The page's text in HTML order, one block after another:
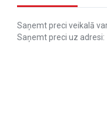
Saņemt preci veikalā
Saņemt preci uz adresi: